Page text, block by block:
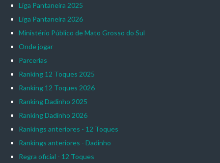
Liga Pantaneira 2025
Liga Pantaneira 2026
Ministério Público de Mato Grosso do Sul
Onde jogar
Parcerias
Ranking 12 Toques 2025
Ranking 12 Toques 2026
Ranking Dadinho 2025
Ranking Dadinho 2026
Rankings anteriores - 12 Toques
Rankings anteriores - Dadinho
Regra oficial - 12 Toques